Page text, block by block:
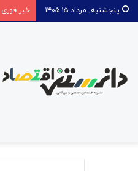
پنجشنبه, مرداد ۱۵ ۱۴۰۵ خبر فوری